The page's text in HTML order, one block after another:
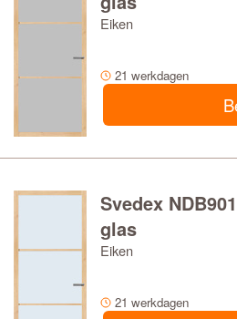
Eiken
21 werkdagen
Svedex
glas
Eiken
21 werkdagen